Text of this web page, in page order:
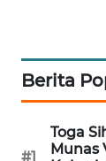
Berita
#1
Toga
Munas
FORJASIDA
TAMBANG
NEWS